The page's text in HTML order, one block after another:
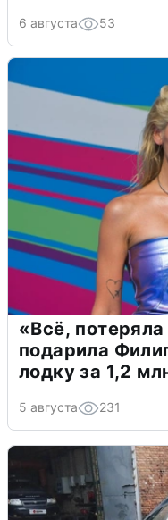
6 августа 53
«Всё,
подарила
лодку за 1,2
5 августа 231